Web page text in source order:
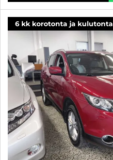
6 kk korotonta ja kulutonta